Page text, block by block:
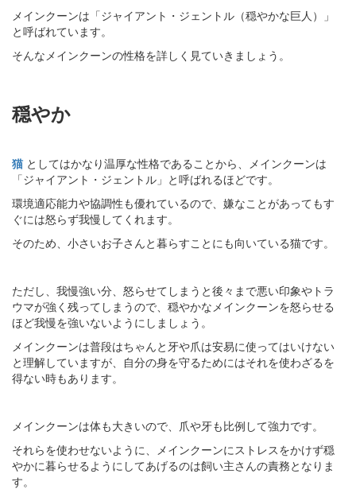
メインクーンは「ジャイアント・ジェントル（穏やかな巨人）」
と呼ばれています。
そんなメインクーンの性格を詳しく見ていきましょう。
穏やか
猫 としてはかなり温厚な性格であることから、メインクーンは
「ジャイアント・ジェントル」と呼ばれるほどです。
環境適応能力や協調性も優れているので、嫌なことがあってもす
ぐには怒らず我慢してくれます。
そのため、小さいお子さんと暮らすことにも向いている猫です。
ただし、我慢強い分、怒らせてしまうと後々まで悪い印象やトラ
ウマが強く残ってしまうので、穏やかなメインクーンを怒らせる
ほど我慢を強いないようにしましょう。
メインクーンは普段はちゃんと牙や爪は安易に使ってはいけない
と理解していますが、自分の身を守るためにはそれを使わざるを
得ない時もあります。
メインクーンは体も大きいので、爪や牙も比例して強力です。
それらを使わせないように、メインクーンにストレスをかけず穏
やかに暮らせるようにしてあげるのは飼い主さんの責務となりま
す。